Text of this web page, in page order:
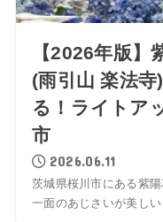
【2026年版】
(雨引山 楽法
る！ライトア
市
2026.06.11
茨城県桜川市にある紫
一面のあじさいが美し